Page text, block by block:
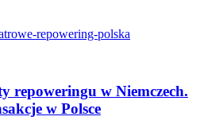
repoweringu w Niemczech.
w Polsce